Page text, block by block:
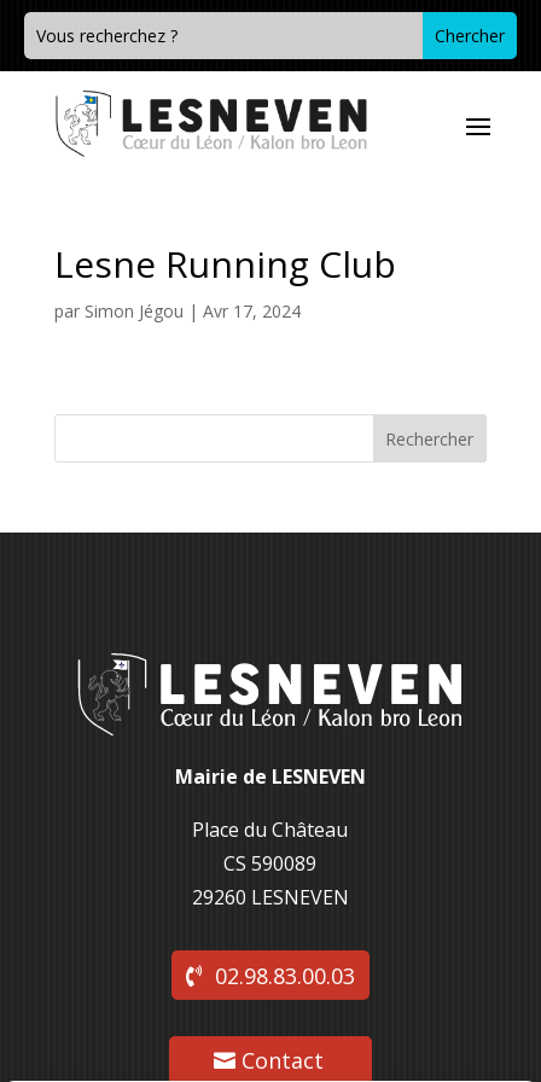
Lesne Running Club
par Simon Jégou | Avr 17, 2024
Rechercher
Mairie de LESNEVEN
Place du Château
CS 590089
29260 LESNEVEN
02.98.83.00.03
Contact